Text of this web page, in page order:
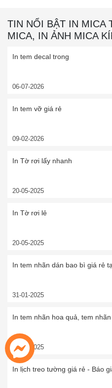
TIN NỔI BẬT IN MICA
MICA, IN ẢNH MICA
In tem decal trong
06-07-2026
In tem vỡ giá rẻ
09-02-2026
In Tờ rơi lấy nhanh
20-05-2025
In Tờ rơi lẻ
20-05-2025
In tem nhãn dán bao bì giá rẻ
31-01-2025
In tem nhãn hoa quả, tem
10-01-2025
In lịch treo tường giá rẻ - Báo